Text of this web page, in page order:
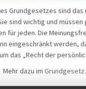
Grundgesetzes sind das
sind wichtig und
für jeden. Die
eingeschränkt werden,
das „Recht der
Mehr dazu im Grundgesetz.